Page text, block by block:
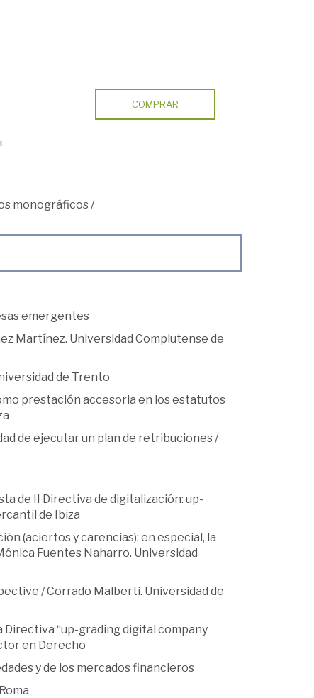
COMPRAR
monográficos/
emergentes
Martínez. Universidad Complutense de
de Trento
prestación accesoria en los estatutos
de ejecutar un plan de retribuciones /
de II Directiva de digitalización: up-
de Ibiza
(aciertos y carencias): en especial, la
Fuentes Naharro. Universidad
/ Corrado Malberti. Universidad de
“up-grading digital company
en Derecho
y de los mercados financieros